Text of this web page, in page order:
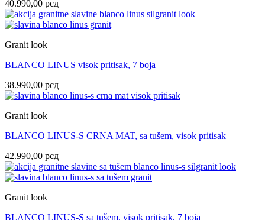
40.990,00 рсд
Granit look
BLANCO LINUS visok pritisak, 7 boja
38.990,00 рсд
Granit look
BLANCO LINUS-S CRNA MAT, sa tušem, visok pritisak
42.990,00 рсд
Granit look
BLANCO LINUS-S sa tušem, visok pritisak, 7 boja